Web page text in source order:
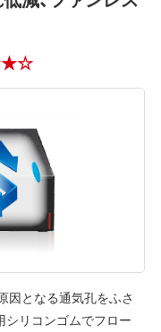
因となる通気孔をふさ
シリコンゴムでフロー